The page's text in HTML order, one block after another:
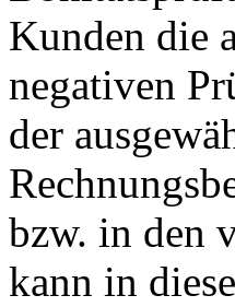
Kunden die
negativen
der
bzw. in den
kann in